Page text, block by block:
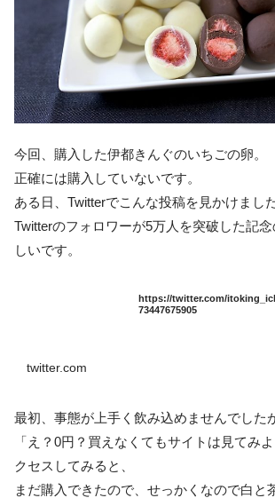
今回、購入した伊都きんぐのいちごの卵。
正確には購入していないです。
ある日、Twitterでこんな投稿を見かけました
Twitterのフォロワーが5万人を突破した記
しいです。
https://twitter.com/
73447675905
twitter.com
最初、事態が上手く飲み込めませんでした
「え？0円？買えなくてもサイトは見てみ
クセスしてみると、
まだ購入できたので、せっかくなので白と